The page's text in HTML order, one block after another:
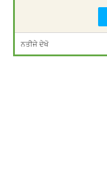
ਨਤੀਜੇ ਦੇਖੋ